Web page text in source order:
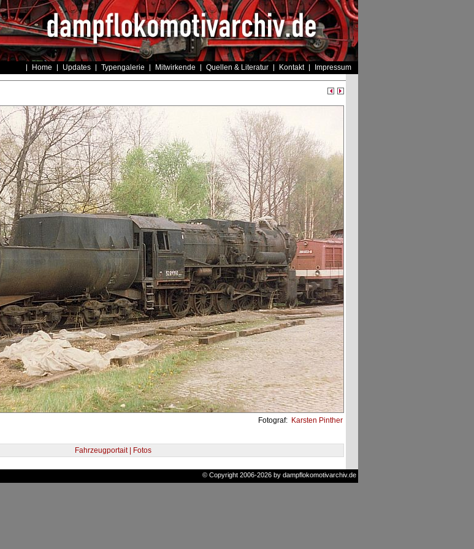
Home Updates Typengalerie Mitwirkende Quellen & Literatur Kontakt Impressum
Fotograf: Karsten Pinther
Fahrzeugportait | Fotos
© Copyright 2006-2026 by dampflokomotivarchiv.de